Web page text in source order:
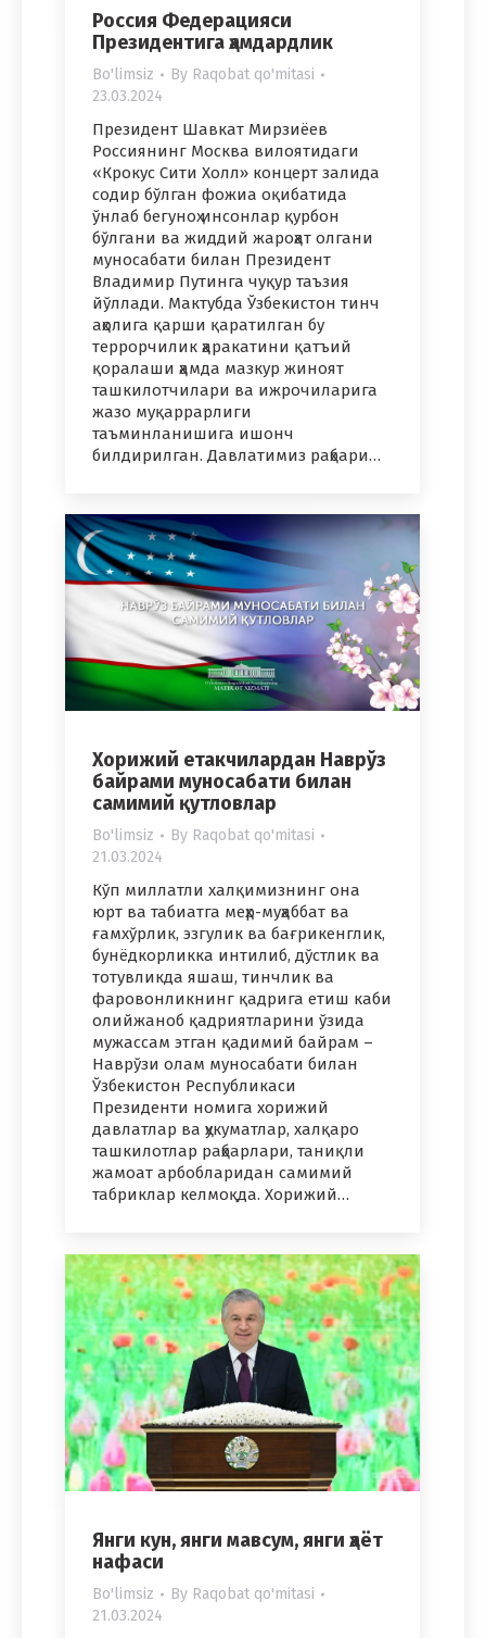
Россия Федерацияси
Президентига ҳамдардлик
Bo'limsiz By Raqobat qo'mitasi
23.03.2024
Президент Шавкат Мирзиёев
Россиянинг Москва вилоятидаги
«Крокус Сити Холл» концерт залида
содир бўлган фожиа оқибатида
ўнлаб бегуноҳ инсонлар қурбон
бўлгани ва жиддий жароҳат олгани
муносабати билан Президент
Владимир Путинга чуқур таъзия
йўллади. Мактубда Ўзбекистон тинч
аҳолига қарши қаратилган бу
террорчилик ҳаракатини қатъий
қоралаши ҳамда мазкур жиноят
ташкилотчилари ва ижрочиларига
жазо муқаррарлиги
таъминланишига ишонч
билдирилган. Давлатимиз раҳбари…
Хорижий етакчилардан Наврўз
байрами муносабати билан
самимий қутловлар
Bo'limsiz By Raqobat qo'mitasi
21.03.2024
Кўп миллатли халқимизнинг она
юрт ва табиатга меҳр-муҳаббат ва
ғамхўрлик, эзгулик ва бағрикенглик,
бунёдкорликка интилиб, дўстлик ва
тотувликда яшаш, тинчлик ва
фаровонликнинг қадрига етиш каби
олийжаноб қадриятларини ўзида
мужассам этган қадимий байрам –
Наврўзи олам муносабати билан
Ўзбекистон Республикаси
Президенти номига хорижий
давлатлар ва ҳукуматлар, халқаро
ташкилотлар раҳбарлари, таниқли
жамоат арбобларидан самимий
табриклар келмоқда. Хорижий…
Янги кун, янги мавсум, янги ҳаёт
нафаси
Bo'limsiz By Raqobat qo'mitasi
21.03.2024